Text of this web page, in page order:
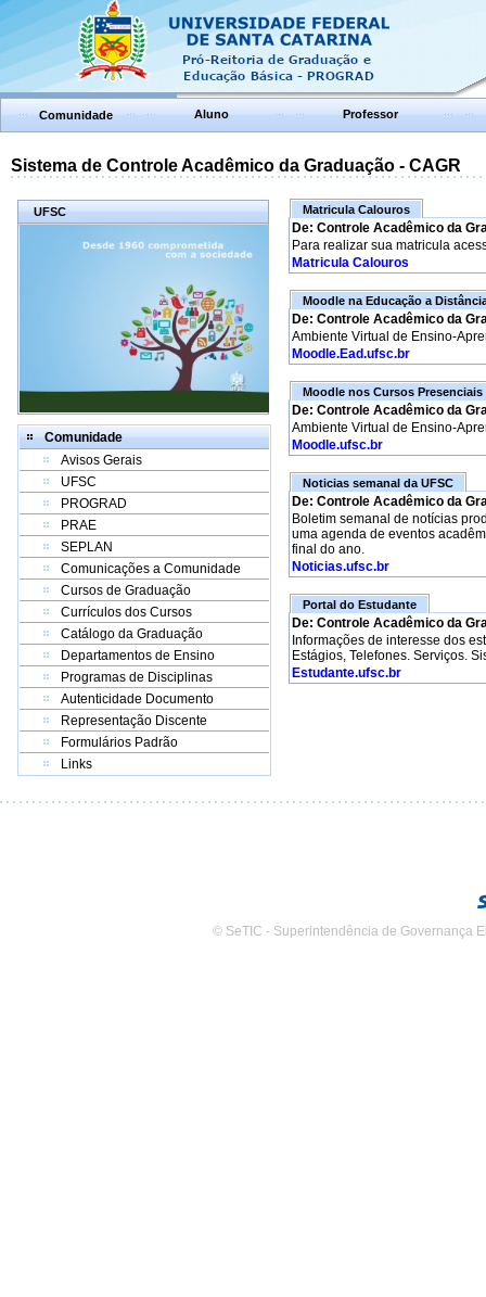
Comunidade Aluno Professor
Sistema de Controle Acadêmico da Graduação - CAGR
UFSC
Comunidade
Avisos Gerais
UFSC
PROGRAD
PRAE
SEPLAN
Comunicações a Comunidade
Cursos de Graduação
Currículos dos Cursos
Catálogo da Graduação
Departamentos de Ensino
Programas de Disciplinas
Autenticidade Documento
Representação Discente
Formulários Padrão
Links
Matricula Calouros
De: Controle Acadêmico da
Para realizar sua matricula
Matricula Calouros
Moodle na Educação a
De: Controle Acadêmico da
Ambiente Virtual de Ensino-
Moodle.Ead.ufsc.br
Moodle nos Cursos Presenciais
De: Controle Acadêmico da
Ambiente Virtual de Ensino-
Moodle.ufsc.br
Noticias semanal da UFSC
De: Controle Acadêmico da
Boletim semanal de notícias
uma agenda de eventos
final do ano.
Noticias.ufsc.br
Portal do Estudante
De: Controle Acadêmico da
Informações de interesse dos
Estágios, Telefones. Serviços.
Estudante.ufsc.br
© SeTIC - Superintendência de Governança